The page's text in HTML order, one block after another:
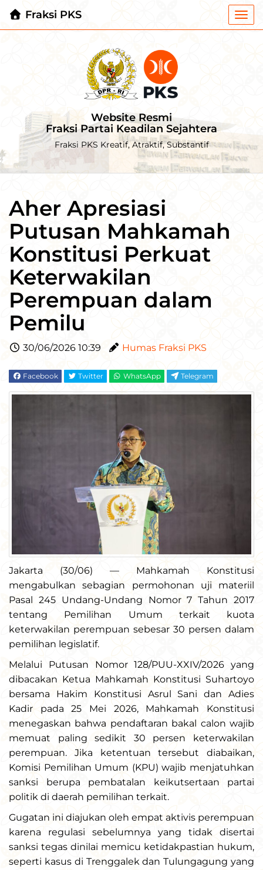
Fraksi PKS
Website Resmi
Fraksi Partai Keadilan Sejahtera
Fraksi PKS Kreatif, Atraktif, Substantif
Aher Apresiasi
Putusan Mahkamah
Konstitusi Perkuat
Keterwakilan
Perempuan dalam
Pemilu
30/06/2026 10:39 Humas Fraksi PKS
Facebook Twitter WhatsApp Telegram
Jakarta (30/06) — Mahkamah Konstitusi
mengabulkan sebagian permohonan uji materiil
Pasal 245 Undang-Undang Nomor 7 Tahun 2017
tentang Pemilihan Umum terkait kuota
keterwakilan perempuan sebesar 30 persen dalam
pemilihan legislatif.
Melalui Putusan Nomor 128/PUU-XXIV/2026 yang
dibacakan Ketua Mahkamah Konstitusi Suhartoyo
bersama Hakim Konstitusi Asrul Sani dan Adies
Kadir pada 25 Mei 2026, Mahkamah Konstitusi
menegaskan bahwa pendaftaran bakal calon wajib
memuat paling sedikit 30 persen keterwakilan
perempuan. Jika ketentuan tersebut diabaikan,
Komisi Pemilihan Umum (KPU) wajib menjatuhkan
sanksi berupa pembatalan keikutsertaan partai
politik di daerah pemilihan terkait.
Gugatan ini diajukan oleh empat aktivis perempuan
karena regulasi sebelumnya yang tidak disertai
sanksi tegas dinilai memicu ketidakpastian hukum,
seperti kasus di Trenggalek dan Tulungagung yang